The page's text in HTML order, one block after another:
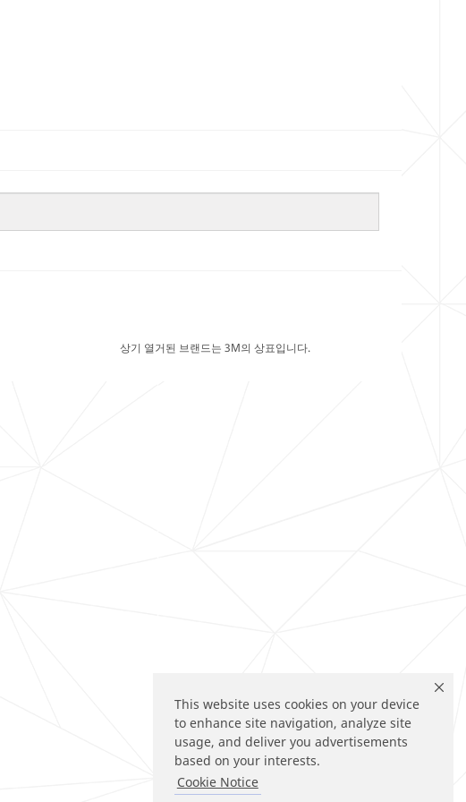
This website uses cookies on your device
to enhance site navigation, analyze site
usage, and deliver you advertisements
based on your interests.
Cookie Notice
상기 열거된 브랜드는 3M의 상표입니다.